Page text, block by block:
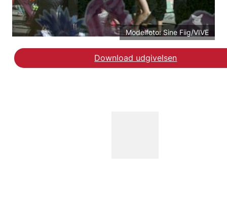
Modelfoto: Sine Fiig/VIVE
Download udgivelsen
Læs debatindlægget